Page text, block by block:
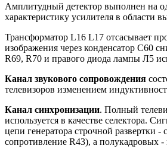
Амплитудный детектор выполнен на
характеристику усилителя в области
Трансформатор L16 L17 отсасывает
изображения через конденсатор С60
R69, R70 и правого диода лампы Л5
Канал звукового сопровождения
телевизоров изменением
Канал синхронизации. Полный
используется в качестве селектора.
цепи генератора строчной
сопротивление R43), а полукадровых